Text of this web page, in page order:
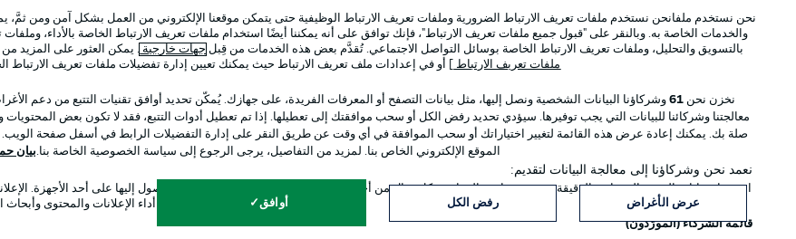
التذاكر
© 2026 Bundesliga-Gruppe GmbH
اختر اللغة
العربية
نحن نستخدم ملفانحن نستخدم ملفات تعريف الارتباط الضرورية وملفات تعريف الارتباط الوظيفية حتى يتمكن موقعنا الإلكتروني من العمل بشكل آمن ومن ثمَّ،
والخدمات الخاصة به. وبالنقر على "قبول جميع ملفات تعريف الارتباط"، فإنك توافق على أنه يمكننا أيضًا استخدام ملفات تعريف الارتباط الخاصة بالأداء، وملفات
بالتسويق والتحليل، وملفات تعريف الارتباط الخاصة بوسائل التواصل الاجتماعي. تُقدَّم بعض هذه الخدمات من قِبل جهات خارجية . يمكن العثور على المزيد
ملفات تعريف الارتباط
] أو في إعدادات ملف تعريف الارتباط حيث يمكنك تعيين إدارة تفضيلات ملفات تعريف
نخزن نحن 61وشركاؤنا البيانات الشخصية ونصل إليها، مثل بيانات التصفح أو المعرفات الفريدة، على جهازك. يُمكّن تحديد أوافق تقنيات التتبع من دعم
معالجتنا وشركائنا للبيانات التي يجب توفيرها. سيؤدي تحديد رفض الكل أو سحب موافقتك إلى تعطيلها. إذا تم تعطيل أدوات التتبع، فقد لا تكون بعض المحتويات
صلة بك. يمكنك إعادة عرض هذه القائمة لتغيير اختياراتك أو سحب الموافقة في أي وقت عن طريق النقر على إدارة التفضيلات الرابط في أسفل صفحة الويب.
الموقع الإلكتروني الخاص بنا. لمزيد من التفاصيل، يرجى الرجوع إلى سياسة الخصوصية الخاصة بنا.بيان
نعمد نحن وشركاؤنا إلى معالجة البيانات لتقديم:
استخدام بيانات الموقع الجغرافي الدقيقة. فحص خصائص الجهاز بشكل فعال من أجل تحديد الهوية. تخزين المعلومات و/أو الوصول إليها على أحد الأجهزة.
وقياس أداء الإعلانات والمحتوى
قائمة الشركاء (المورّدون)
أوافق رفض الكل عرض الأغراض